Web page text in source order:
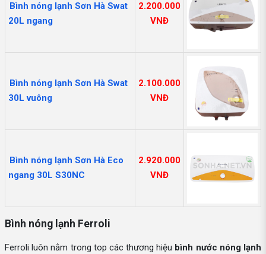
Bình nóng lạnh Sơn Hà Swat
20L ngang
2.200.000
VNĐ
Bình nóng lạnh Sơn Hà Swat
30L vuông
2.100.000
VNĐ
Bình nóng lạnh Sơn Hà Eco
ngang 30L S30NC
2.920.000
VNĐ
Bình nóng lạnh Ferroli
Ferroli luôn nằm trong top các thương hiệu bình nước nóng lạnh